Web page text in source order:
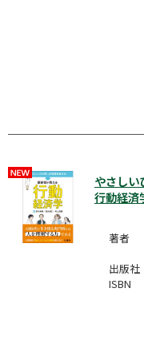
やさしい
行動経済
著者
出版社
ISBN